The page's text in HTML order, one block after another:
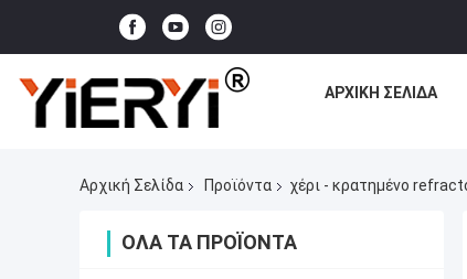
ΑΡΧΙΚΉ ΣΕΛΊΔΑ
Αρχική Σελίδα Προϊόντα χέρι - κρατημένο
ΌΛΑ ΤΑ ΠΡΟΪΌΝΤΑ